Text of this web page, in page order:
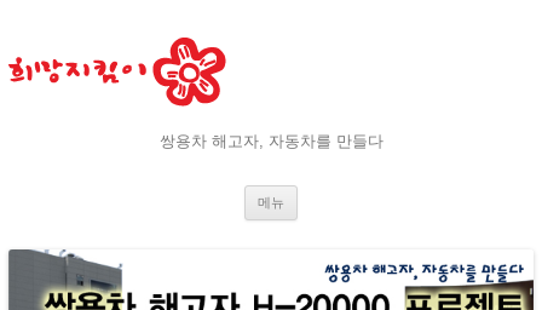
쌍용차 해고자, 자동차를 만들다
메뉴